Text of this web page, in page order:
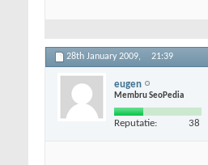
28th January 2009, 21:39
eugen
Membru SeoPedia
Reputatie: 38